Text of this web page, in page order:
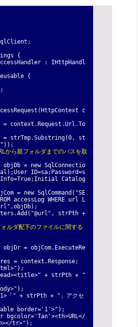
{
: IHttpHandl
{
c
st
"));
から親フォルダまでのパスを取
= new SqlConnectio
ID=sa;Password=s
Catalog
= new SqlCommand("SE
accessLog WHERE url L
url",objDb);
strPth +
ルダ配下のファイルに関する
= objCom.ExecuteRe
= context.Response;
+ strPth + "
" + strPth + "」アクセ
border='1'>");
tr>");